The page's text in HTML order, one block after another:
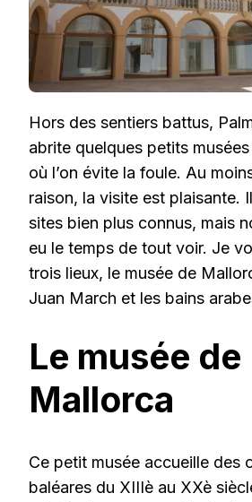
Hors des sentiers battus,
abrite quelques petits
où l’on évite la foule. Au
raison, la visite est plaisante.
sites bien plus connus, mais
eu le temps de tout voir. Je
trois lieux, le musée de
Juan March et les bains
Le musée de
Mallorca
Ce petit musée accueille des
baléares du XIIIè au XXè